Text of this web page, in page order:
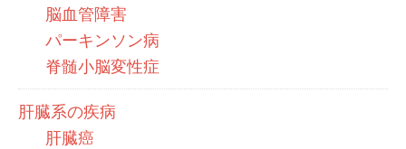
脳血管障害
パーキンソン病
脊髄小脳変性症
肝臓系の疾病
肝臓癌